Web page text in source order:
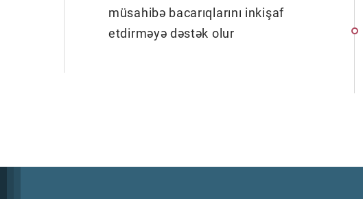
müsahibə bacarıqlarını inkişaf
etdirməyə dəstək olur